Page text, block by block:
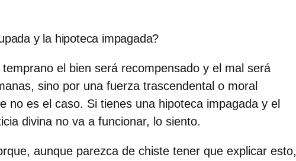
y la hipoteca impagada?
el bien será recompensado y el mal será
sino por una fuerza trascendental o moral
no es el caso. Si tienes una hipoteca impagada y el
divina no va a funcionar, lo siento.
aunque parezca de chiste tener que explicar esto,